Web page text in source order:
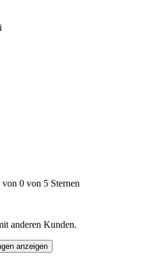
0 von 5 Sternen
anderen Kunden.
anzeigen